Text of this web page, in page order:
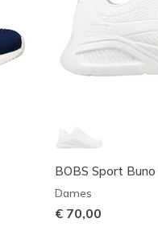
BOBS Sport
Dames
€ 70,00